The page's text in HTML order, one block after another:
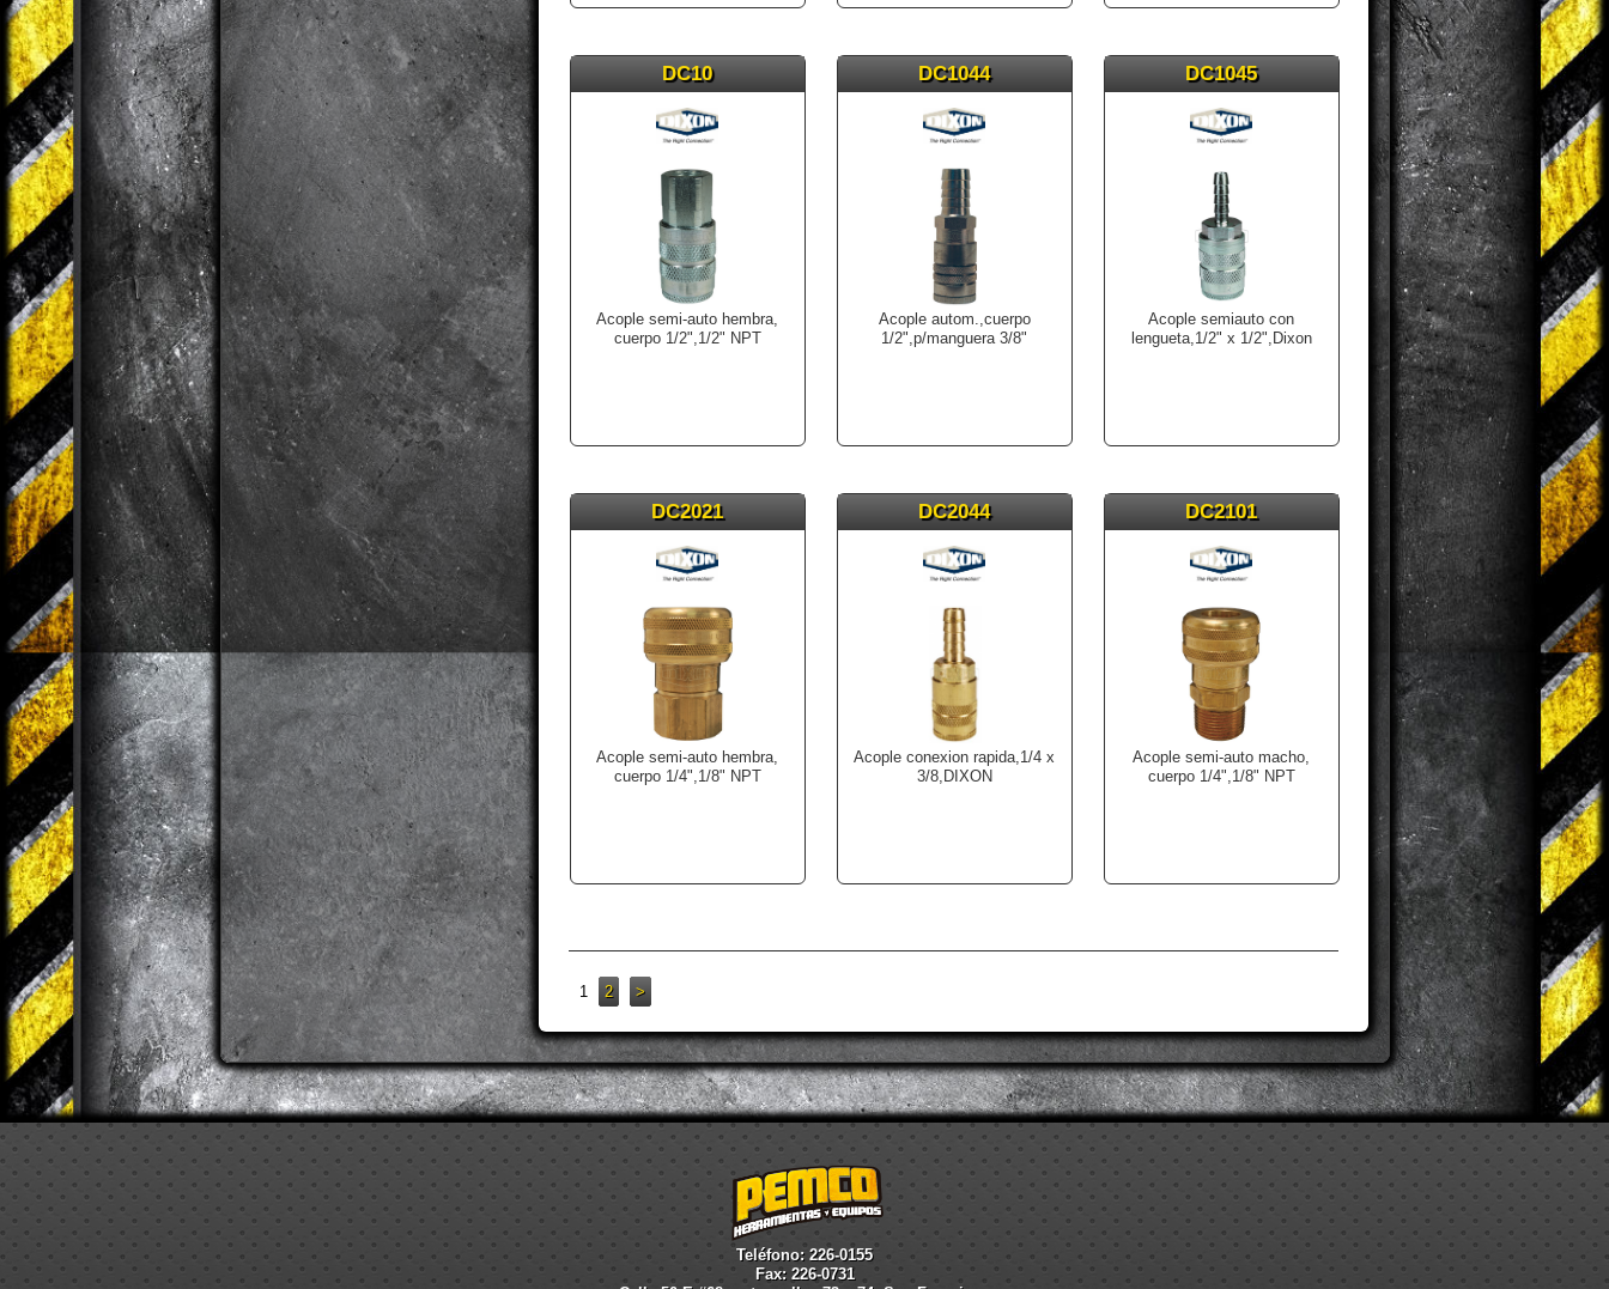
DC10
Acople semi-auto hembra,
cuerpo 1/2",1/2" NPT
DC1044
Acople autom.,cuerpo
1/2",p/manguera 3/8"
DC1045
Acople semiauto con
lengueta,1/2" x 1/2",Dixon
DC2021
Acople semi-auto hembra,
cuerpo 1/4",1/8" NPT
DC2044
Acople conexion rapida,1/4 x
3/8,DIXON
DC2101
Acople semi-auto macho,
cuerpo 1/4",1/8" NPT
1 2 >
Teléfono: 226-0155
Fax: 226-0731